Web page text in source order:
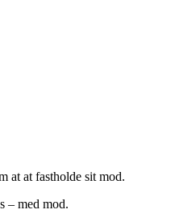
at at fastholde sit mod.
– med mod.